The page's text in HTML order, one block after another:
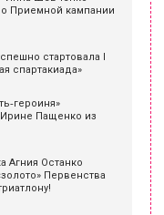
о Приемной кампании
стартовала I
спартакиада»
Пащенко из
Агния Останко
Первенства